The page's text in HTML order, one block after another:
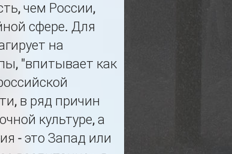
чем России,
сфере. Для
на
"впитывает как
в ряд причин
культуре, а
- это Запад или